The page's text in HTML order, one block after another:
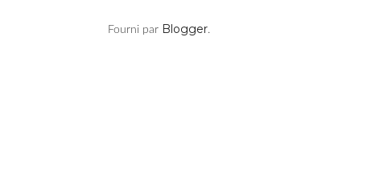
Fourni par Blogger.